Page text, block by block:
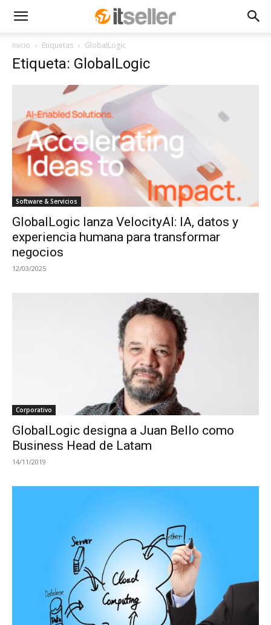
Inicio Etiquetas GlobalLogic
Etiqueta: GlobalLogic
Software & Servicios
GlobalLogic lanza VelocityAI: IA, datos y
experiencia humana para transformar
negocios
12/03/2025
Corporativo
GlobalLogic designa a Juan Bello como
Business Head de Latam
14/11/2019